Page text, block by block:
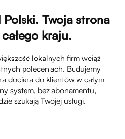
Twoja strona
kraju.
lokalnych firm wciąż
poleceniach. Budujemy
dociera do klientów w całym
system, bez abonamentu,
szukają Twojej usługi.